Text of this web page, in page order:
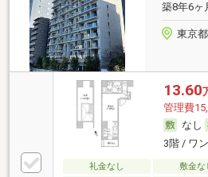
築8年6ヶ
東京
13.60
管理費
なし
3階 / ワ
礼金なし 敷金な